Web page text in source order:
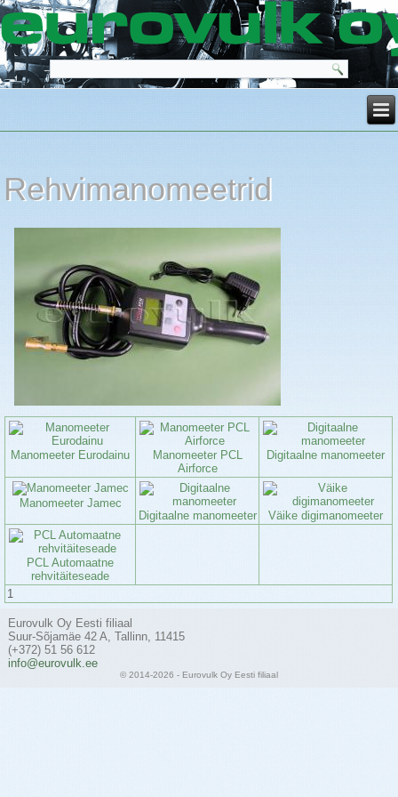
Rehvimanomeetrid
Manomeeter Eurodainu
Manomeeter PCL
Airforce
Digitaalne manomeeter
Manomeeter Jamec
Digitaalne manomeeter
Väike digimanomeeter
PCL Automaatne
rehvitäiteseade
1
Eurovulk Oy Eesti filiaal
Suur-Sõjamäe 42 A, Tallinn, 11415
(+372) 51 56 612
info@eurovulk.ee
© 2014-2026 - Eurovulk Oy Eesti filiaal